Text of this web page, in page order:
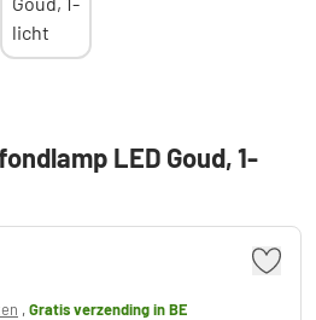
LED Goud, 1-
,Gratis verzendingin BE